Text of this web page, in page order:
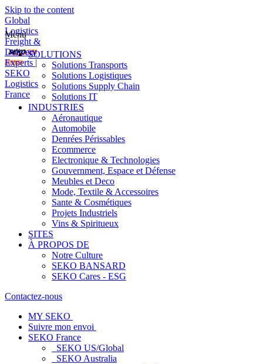
Skip to the content
Global
Logistics
Freight &
Delivery
Experts |
SEKO
Logistics
France
Menu
SOLUTIONS
Solutions Transports
Solutions Logistiques
Solutions Supply Chain
Solutions IT
INDUSTRIES
Aéronautique
Automobile
Denrées Périssables
Ecommerce
Electronique & Technologies
Gouvernment, Espace et Défense
Meubles et Deco
Mode, Textile & Accessoires
Sante & Cosmétiques
Projets Industriels
Vins & Spiritueux
SITES
À PROPOS DE
Notre Culture
SEKO BANSARD
SEKO Cares - ESG
Contactez-nous
MY SEKO
Suivre mon envoi
SEKO France
SEKO US/Global
SEKO Australia